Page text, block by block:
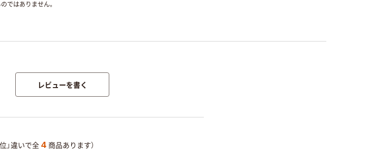
ではありません。
レビューを書く
」違いで全 4 商品あります）